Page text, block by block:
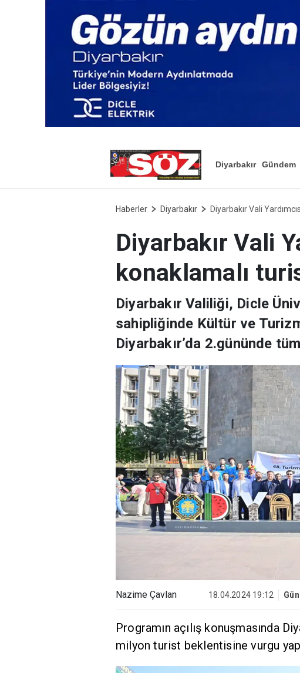
Diyarbakır Gündem
Haberler Diyarbakır Diyarbakır Vali
Diyarbakır Vali
konaklamalı
Diyarbakır Valiliği, Dicle
sahipliğinde Kültür ve
Diyarbakır’da 2.gününde
Nazime Çavlan 18.04.2024 19:12
Programın açılış konuşmasında
milyon turist beklentisine vurgu